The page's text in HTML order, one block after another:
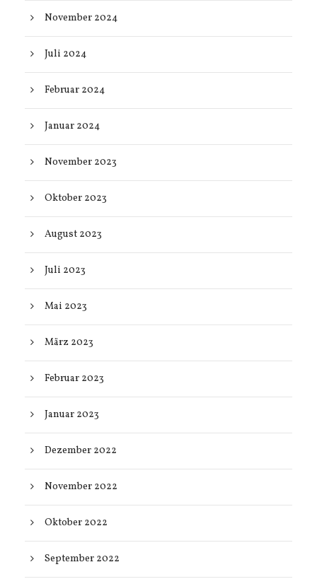
November 2024
Juli 2024
Februar 2024
Januar 2024
November 2023
Oktober 2023
August 2023
Juli 2023
Mai 2023
März 2023
Februar 2023
Januar 2023
Dezember 2022
November 2022
Oktober 2022
September 2022